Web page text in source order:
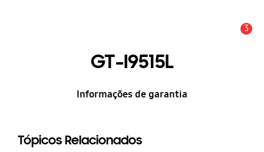
3
GT-I9515L
Informações de garantia
Tópicos Relacionados